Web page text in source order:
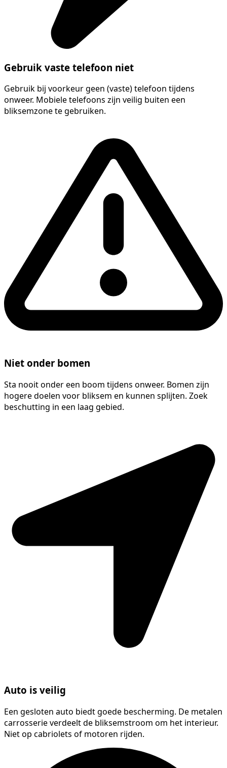
Gebruik vaste telefoon niet
Gebruik bij voorkeur geen (vaste) telefoon tijdens
onweer. Mobiele telefoons zijn veilig buiten een
bliksemzone te gebruiken.
Niet onder bomen
Sta nooit onder een boom tijdens onweer. Bomen zijn
hogere doelen voor bliksem en kunnen splijten. Zoek
beschutting in een laag gebied.
Auto is veilig
Een gesloten auto biedt goede bescherming. De metalen
carrosserie verdeelt de bliksemstroom om het interieur.
Niet op cabriolets of motoren rijden.